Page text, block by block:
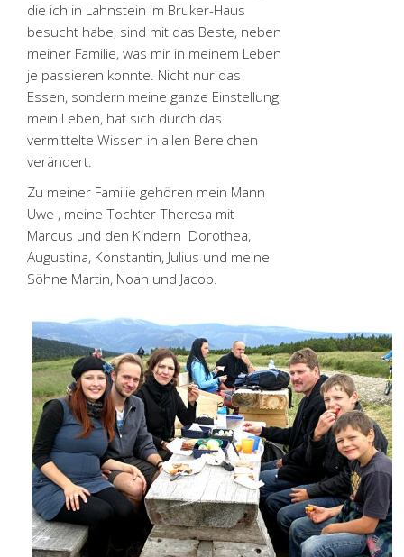
die ich in Lahnstein im Bruker-Haus
besucht habe, sind mit das Beste, neben
meiner Familie, was mir in meinem Leben
je passieren konnte. Nicht nur das
Essen, sondern meine ganze Einstellung,
mein Leben, hat sich durch das
vermittelte Wissen in allen Bereichen
verändert.
Zu meiner Familie gehören mein Mann
Uwe , meine Tochter Theresa mit
Marcus und den Kindern Dorothea,
Augustina, Konstantin, Julius und meine
Söhne Martin, Noah und Jacob.